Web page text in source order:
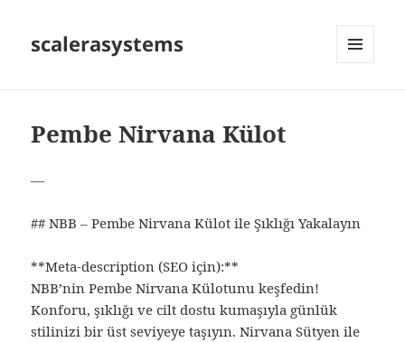
scalerasystems
Pembe Nirvana Külot
—
## NBB – Pembe Nirvana Külot ile Şıklığı Yakalayın
**Meta‑description (SEO için):**
NBB’nin Pembe Nirvana Külotunu keşfedin!
Konforu, şıklığı ve cilt dostu kumaşıyla günlük
stilinizi bir üst seviyeye taşıyın. Nirvana Sütyen ile